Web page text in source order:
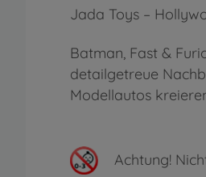
Jada Toys –
Batman, Fast &
detailgetreue
Modellautos
Achtung!